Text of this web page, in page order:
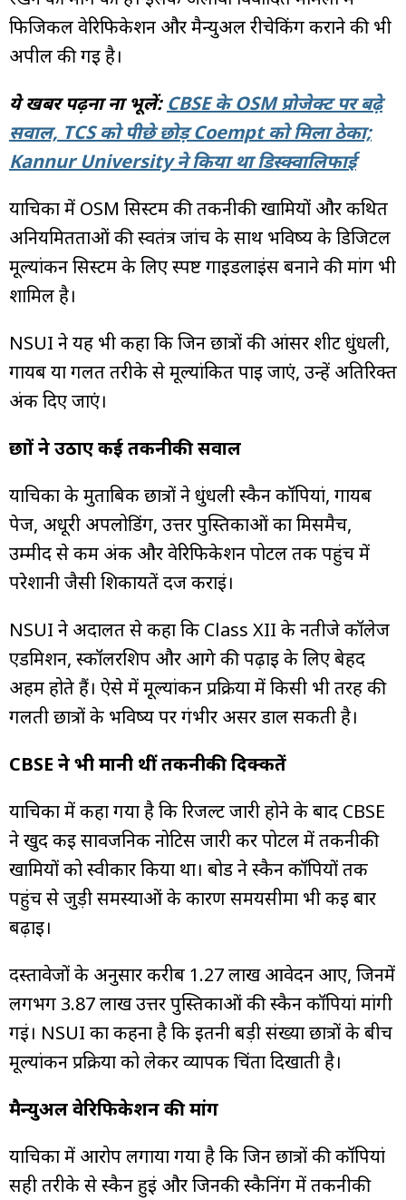
फिजिकल वेरिफिकेशन और मैन्युअल रीचेकिंग कराने की भी
अपील की गई है।
ये खबर पढ़ना ना भूलें: CBSE के OSM प्रोजेक्ट पर बढ़े
सवाल, TCS को पीछे छोड़ Coempt को मिला ठेका;
Kannur University ने किया था डिस्क्वालिफाई
याचिका में OSM सिस्टम की तकनीकी खामियों और कथित
अनियमितताओं की स्वतंत्र जांच के साथ भविष्य के डिजिटल
मूल्यांकन सिस्टम के लिए स्पष्ट गाइडलाइंस बनाने की मांग भी
शामिल है।
NSUI ने यह भी कहा कि जिन छात्रों की आंसर शीट धुंधली,
गायब या गलत तरीके से मूल्यांकित पाई जाएं, उन्हें अतिरिक्त
अंक दिए जाएं।
छात्रों ने उठाए कई तकनीकी सवाल
याचिका के मुताबिक छात्रों ने धुंधली स्कैन कॉपियां, गायब
पेज, अधूरी अपलोडिंग, उत्तर पुस्तिकाओं का मिसमैच,
उम्मीद से कम अंक और वेरिफिकेशन पोर्टल तक पहुंच में
परेशानी जैसी शिकायतें दर्ज कराईं।
NSUI ने अदालत से कहा कि Class XII के नतीजे कॉलेज
एडमिशन, स्कॉलरशिप और आगे की पढ़ाई के लिए बेहद
अहम होते हैं। ऐसे में मूल्यांकन प्रक्रिया में किसी भी तरह की
गलती छात्रों के भविष्य पर गंभीर असर डाल सकती है।
CBSE ने भी मानी थीं तकनीकी दिक्कतें
याचिका में कहा गया है कि रिजल्ट जारी होने के बाद CBSE
ने खुद कई सार्वजनिक नोटिस जारी कर पोर्टल में तकनीकी
खामियों को स्वीकार किया था। बोर्ड ने स्कैन कॉपियों तक
पहुंच से जुड़ी समस्याओं के कारण समयसीमा भी कई बार
बढ़ाई।
दस्तावेजों के अनुसार करीब 1.27 लाख आवेदन आए, जिनमें
लगभग 3.87 लाख उत्तर पुस्तिकाओं की स्कैन कॉपियां मांगी
गईं। NSUI का कहना है कि इतनी बड़ी संख्या छात्रों के बीच
मूल्यांकन प्रक्रिया को लेकर व्यापक चिंता दिखाती है।
मैन्युअल वेरिफिकेशन की मांग
याचिका में आरोप लगाया गया है कि जिन छात्रों की कॉपियां
सही तरीके से स्कैन हुईं और जिनकी स्कैनिंग में तकनीकी